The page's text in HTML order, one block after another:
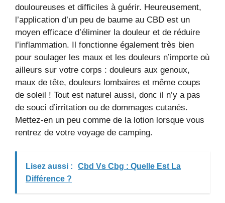
douloureuses et difficiles à guérir. Heureusement,
l’application d’un peu de baume au CBD est un
moyen efficace d’éliminer la douleur et de réduire
l’inflammation. Il fonctionne également très bien
pour soulager les maux et les douleurs n’importe où
ailleurs sur votre corps : douleurs aux genoux,
maux de tête, douleurs lombaires et même coups
de soleil ! Tout est naturel aussi, donc il n’y a pas
de souci d’irritation ou de dommages cutanés.
Mettez-en un peu comme de la lotion lorsque vous
rentrez de votre voyage de camping.
Lisez aussi :
Cbd Vs Cbg : Quelle Est La
Différence ?